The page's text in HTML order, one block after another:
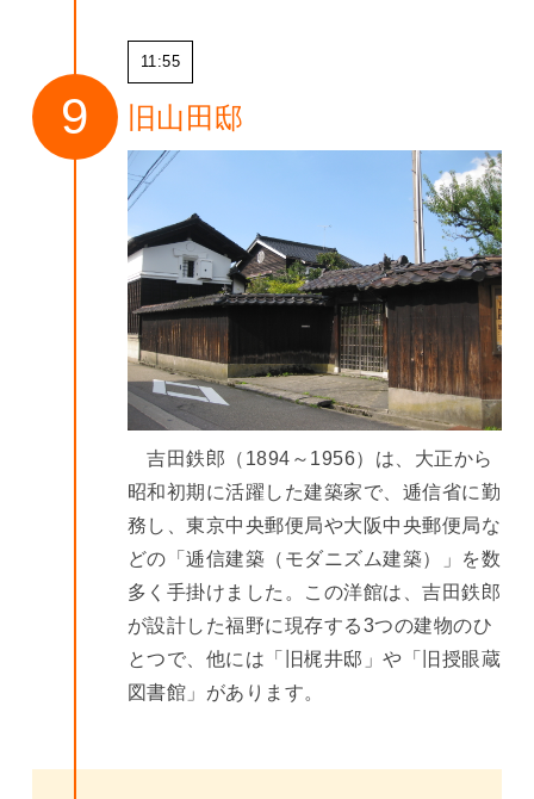
11:55
旧山田邸
吉田鉄郎（1894～1956）は、大正から
昭和初期に活躍した建築家で、逓信省に勤
務し、東京中央郵便局や大阪中央郵便局な
どの「逓信建築（モダニズム建築）」を数
多く手掛けました。この洋館は、吉田鉄郎
が設計した福野に現存する3つの建物のひ
とつで、他には「旧梶井邸」や「旧授眼蔵
図書館」があります。